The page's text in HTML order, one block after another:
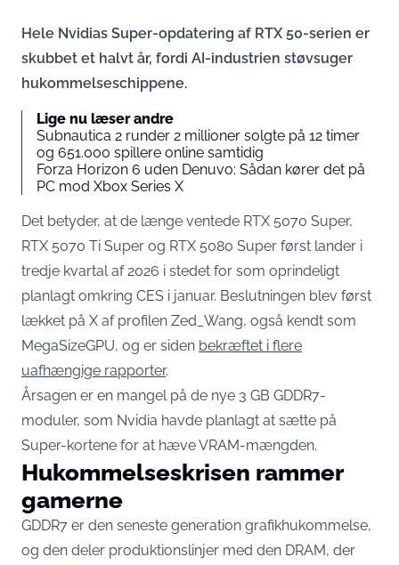
Hele Nvidias Super-opdatering af RTX 50-serien er
skubbet et halvt år, fordi AI-industrien støvsuger
hukommelseschippene.
Lige nu læser andre
Subnautica 2 runder 2 millioner solgte på 12 timer
og 651.000 spillere online samtidig
Forza Horizon 6 uden Denuvo: Sådan kører det på
PC mod Xbox Series X
Det betyder, at de længe ventede RTX 5070 Super,
RTX 5070 Ti Super og RTX 5080 Super først lander i
tredje kvartal af 2026 i stedet for som oprindeligt
planlagt omkring CES i januar. Beslutningen blev først
lækket på X af profilen Zed_Wang, også kendt som
MegaSizeGPU, og er siden bekræftet i flere
uafhængige rapporter.
Årsagen er en mangel på de nye 3 GB GDDR7-
moduler, som Nvidia havde planlagt at sætte på
Super-kortene for at hæve VRAM-mængden.
Hukommelseskrisen rammer
gamerne
GDDR7 er den seneste generation grafikhukommelse,
og den deler produktionslinjer med den DRAM, der